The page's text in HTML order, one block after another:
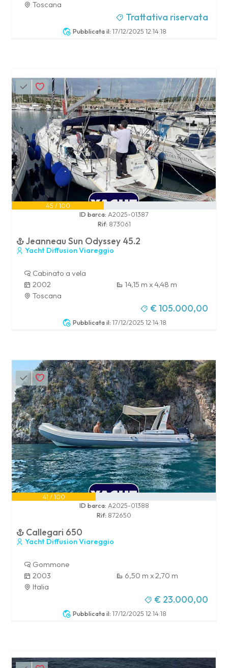
Pubblicata il: 17/12/2025 12:14:18
Toscana
Trattativa riservata
Pubblicata il: 17/12/2025 12:14:18
45 / 100
ID barca: A2025-01387
Rif: 873061
Jeanneau Sun Odyssey 45.2
Yacht Diffusion Viareggio
Cabinato a vela
2002
14,15 m x 4,48 m
Toscana
€ 105.000,00
Pubblicata il: 17/12/2025 12:14:18
41 / 100
ID barca: A2025-01388
Rif: 872650
Callegari 650
Yacht Diffusion Viareggio
Gommone
2003
6,50 m x 2,70 m
Italia
€ 23.000,00